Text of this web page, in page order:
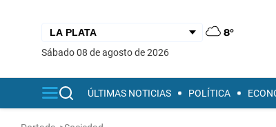
8°
sábado 08 de agosto de 2026
ÚLTIMAS NOTICIAS POLÍTICA